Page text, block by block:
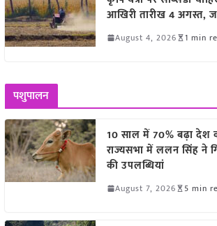
आखिरी तारीख 4 अगस्त,
August 4, 2026 1 min
पशुपालन
10 साल में 70% बढ़ा देश
राज्यसभा में ललन सिंह ने
की उपलब्धियां
August 7, 2026 5 min